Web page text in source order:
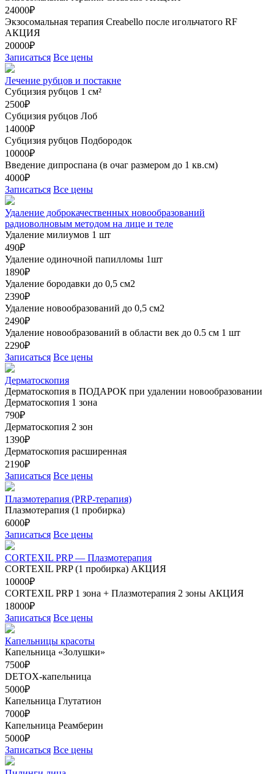
24000₽
Экзосомальная терапия Creabello после игольчатого RF
АКЦИЯ
20000₽
Записаться Все цены
Лечение рубцов и постакне
Субцизия рубцов 1 см²
2500₽
Субцизия рубцов Лоб
14000₽
Субцизия рубцов Подбородок
10000₽
Введение дипроспана (в очаг размером до 1 кв.см)
4000₽
Записаться Все цены
Удаление доброкачественных новообразований
радиоволновым методом на лице и теле
Удаление милиумов 1 шт
490₽
Удаление одиночной папилломы 1шт
1890₽
Удаление бородавки до 0,5 см2
2390₽
Удаление новообразований до 0,5 см2
2490₽
Удаление новообразований в области век до 0.5 см 1 шт
2290₽
Записаться Все цены
Дерматоскопия
Дерматоскопия в ПОДАРОК при удалении новообразовании
Дерматоскопия 1 зона
790₽
Дерматоскопия 2 зон
1390₽
Дерматоскопия расширенная
2190₽
Записаться Все цены
Плазмотерапия (PRP-терапия)
Плазмотерапия (1 пробирка)
6000₽
Записаться Все цены
CORTEXIL PRP — Плазмотерапия
CORTEXIL PRP (1 пробирка) АКЦИЯ
10000₽
CORTEXIL PRP 1 зона + Плазмотерапия 2 зоны АКЦИЯ
18000₽
Записаться Все цены
Капельницы красоты
Капельница «Золушки»
7500₽
DETOX-капельница
5000₽
Капельница Глутатион
7000₽
Капельница Реамберин
5000₽
Записаться Все цены